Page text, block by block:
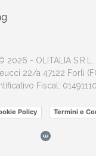
2026 - OLITALIA S.R.L.
22/a 47122 Forlì
Fiscal:
Policy Termini e